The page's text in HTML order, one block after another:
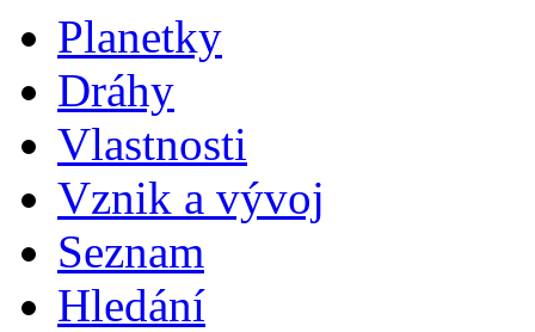
Planetky
Dráhy
Vlastnosti
Vznik a vývoj
Seznam
Hledání